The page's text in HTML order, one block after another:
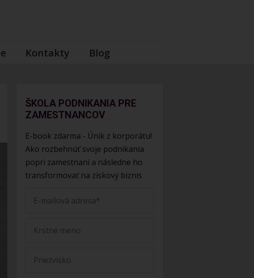
Kontakty Blog
ŠKOLA PODNIKANIA PRE
ZAMESTNANCOV
E-book zdarma - Únik z korporátu!
Ako rozbehnúť svoje podnikania
popri zamestnaní a následne ho
transformovať na ziskový biznis